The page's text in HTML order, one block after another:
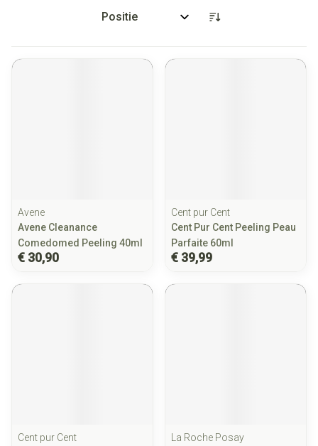
Sorteer op:
Avene
Avene Cleanance
Comedomed Peeling 40ml
€ 30,90
Cent pur Cent
Cent Pur Cent Peeling Peau
Parfaite 60ml
€ 39,99
Cent pur Cent
La Roche Posay